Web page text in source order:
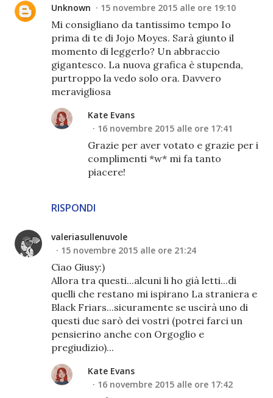
Unknown 15 novembre 2015 alle ore 19:10
Mi consigliano da tantissimo tempo Io
prima di te di Jojo Moyes. Sarà giunto il
momento di leggerlo? Un abbraccio
gigantesco. La nuova grafica è stupenda,
purtroppo la vedo solo ora. Davvero
meravigliosa
RISPONDI
Kate Evans
16 novembre 2015 alle ore 17:41
Grazie per aver votato e grazie per i
complimenti *w* mi fa tanto
piacere!
valeriasullenuvole
15 novembre 2015 alle ore 21:24
Ciao Giusy:)
Allora tra questi...alcuni li ho già letti...di
quelli che restano mi ispirano La straniera e
Black Friars...sicuramente se uscirà uno di
questi due sarò dei vostri (potrei farci un
pensierino anche con Orgoglio e
pregiudizio)...
Kate Evans
16 novembre 2015 alle ore 17:42